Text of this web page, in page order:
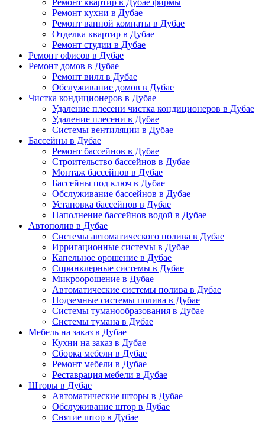
Ремонт квартир в Дубае фирмы
Ремонт кухни в Дубае
Ремонт ванной комнаты в Дубае
Отделка квартир в Дубае
Ремонт студии в Дубае
Ремонт офисов в Дубае
Ремонт домов в Дубае
Ремонт вилл в Дубае
Обслуживание домов в Дубае
Чистка кондиционеров в Дубае
Удаление плесени чистка кондиционеров в Дубае
Удаление плесени в Дубае
Системы вентиляции в Дубае
Бассейны в Дубае
Ремонт бассейнов в Дубае
Строительство бассейнов в Дубае
Монтаж бассейнов в Дубае
Бассейны под ключ в Дубае
Обслуживание бассейнов в Дубае
Установка бассейнов в Дубае
Наполнение бассейнов водой в Дубае
Автополив в Дубае
Системы автоматического полива в Дубае
Ирригационные системы в Дубае
Капельное орошение в Дубае
Спринклерные системы в Дубае
Микроорошение в Дубае
Автоматические системы полива в Дубае
Подземные системы полива в Дубае
Системы туманообразования в Дубае
Системы тумана в Дубае
Мебель на заказ в Дубае
Кухни на заказ в Дубае
Сборка мебели в Дубае
Ремонт мебели в Дубае
Реставрация мебели в Дубае
Шторы в Дубае
Автоматические шторы в Дубае
Обслуживание штор в Дубае
Снятие штор в Дубае